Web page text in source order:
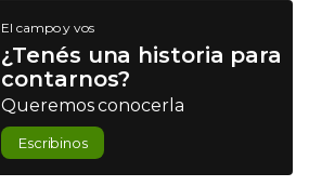
El campo y vos
¿Tenés una historia para
contarnos?
Queremos conocerla
Escribinos